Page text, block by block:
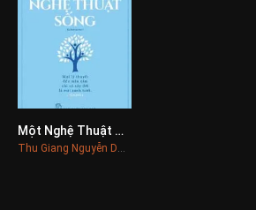
0
Một Nghệ Thuật Sống
Thu Giang Nguyễn Duy Cần